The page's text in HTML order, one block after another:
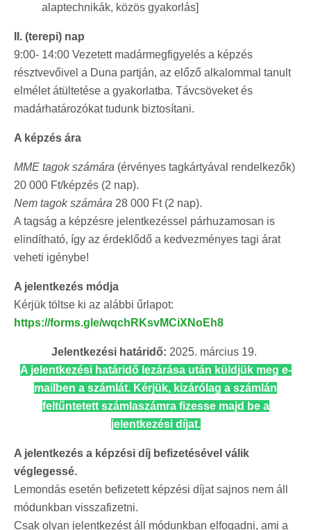
alaptechnikák, közös gyakorlás]
II. (terepi) nap
9:00- 14:00 Vezetett madármegfigyelés a képzés
résztvevőivel a Duna partján, az előző alkalommal tanult
elmélet átültetése a gyakorlatba. Távcsöveket és
madárhatározókat tudunk biztosítani.
A képzés ára
MME tagok számára (érvényes tagkártyával rendelkezők)
20 000 Ft/képzés (2 nap).
Nem tagok számára 28 000 Ft (2 nap).
A tagság a képzésre jelentkezéssel párhuzamosan is
elindítható, így az érdeklődő a kedvezményes tagi árat
veheti igénybe!
A jelentkezés módja
Kérjük töltse ki az alábbi űrlapot:
https://forms.gle/wqchRKsvMCiXNoEh8
Jelentkezési határidő: 2025. március 19.
A jelentkezési határidő lezárása után küldjük meg e-
mailben a számlát. Kérjük, kizárólag a számlán
feltűntetett számlaszámra fizesse majd be a
jelentkezési díjat.
A jelentkezés a képzési díj befizetésével válik
véglegessé.
Lemondás esetén befizetett képzési díjat sajnos nem áll
módunkban visszafizetni.
Csak olyan jelentkezést áll módunkban elfogadni, ami a